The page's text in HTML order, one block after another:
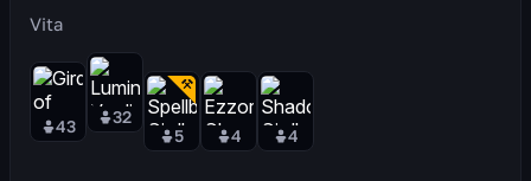
Vita
43
32
5
4 4